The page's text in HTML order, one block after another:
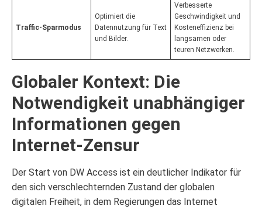
Traffic-Sparmodus
Optimiert die
Datennutzung für Text
und Bilder.
Verbesserte
Geschwindigkeit und
Kosteneffizienz bei
langsamen oder
teuren Netzwerken.
Globaler Kontext: Die
Notwendigkeit unabhängiger
Informationen gegen
Internet-Zensur
Der Start von DW Access ist ein deutlicher Indikator für
den sich verschlechternden Zustand der globalen
digitalen Freiheit, in dem Regierungen das Internet